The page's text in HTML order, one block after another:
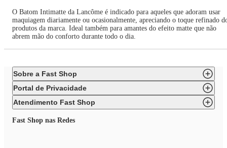
O Batom Intimatte da Lancôme é indicado para aqueles que adoram usar
maquiagem diariamente ou ocasionalmente, apreciando o toque refinado
produtos da marca. Ideal também para amantes do efeito matte que não
abrem mão do conforto durante todo o dia.
Sobre a Fast Shop
Portal de Privacidade
Atendimento Fast Shop
Fast Shop nas Redes